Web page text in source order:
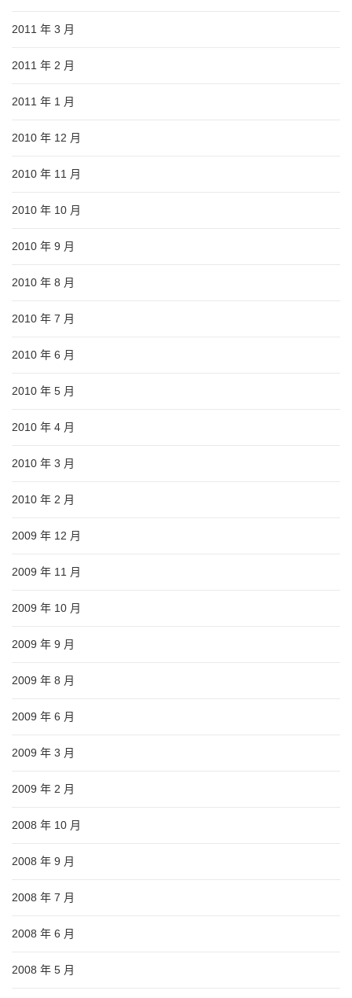
2011 年 3 月
2011 年 2 月
2011 年 1 月
2010 年 12 月
2010 年 11 月
2010 年 10 月
2010 年 9 月
2010 年 8 月
2010 年 7 月
2010 年 6 月
2010 年 5 月
2010 年 4 月
2010 年 3 月
2010 年 2 月
2009 年 12 月
2009 年 11 月
2009 年 10 月
2009 年 9 月
2009 年 8 月
2009 年 6 月
2009 年 3 月
2009 年 2 月
2008 年 10 月
2008 年 9 月
2008 年 7 月
2008 年 6 月
2008 年 5 月